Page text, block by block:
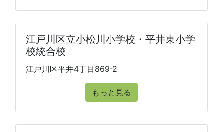
江戸川区立小松川小学校・平井東小学
校統合校
江戸川区平井4丁目869-2
もっと見る